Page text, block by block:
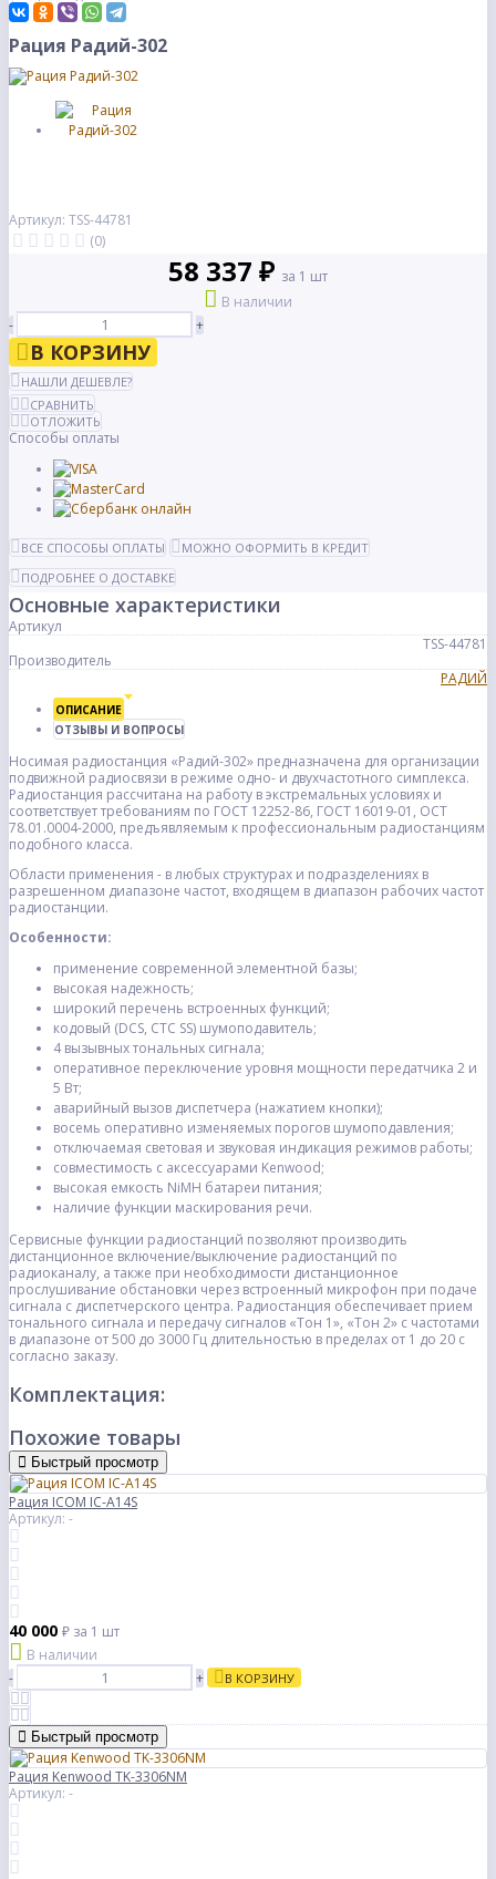
Рация Радий-302
Артикул: TSS-44781
(0)
58 337 ₽ за 1 шт
В наличии
-
+
В КОРЗИНУ
НАШЛИ ДЕШЕВЛЕ?
СРАВНИТЬ
ОТЛОЖИТЬ
Способы оплаты
ВСЕ СПОСОБЫ ОПЛАТЫ
МОЖНО ОФОРМИТЬ В КРЕДИТ
ПОДРОБНЕЕ О ДОСТАВКЕ
Основные характеристики
Артикул
TSS-44781
Производитель
РАДИЙ
ОПИСАНИЕ
ОТЗЫВЫ И ВОПРОСЫ
Носимая радиостанция «Радий-302» предназначена для организации
подвижной радиосвязи в режиме одно- и двухчастотного симплекса.
Радиостанция рассчитана на работу в экстремальных условиях и
соответствует требованиям по ГОСТ 12252-86, ГОСТ 16019-01, ОСТ
78.01.0004-2000, предъявляемым к профессиональным радиостанциям
подобного класса.
Области применения - в любых структурах и подразделениях в
разрешенном диапазоне частот, входящем в диапазон рабочих частот
радиостанции.
Особенности:
применение современной элементной базы;
высокая надежность;
широкий перечень встроенных функций;
кодовый (DCS, CTC SS) шумоподавитель;
4 вызывных тональных сигнала;
оперативное переключение уровня мощности передатчика 2 и
5 Вт;
аварийный вызов диспетчера (нажатием кнопки);
восемь оперативно изменяемых порогов шумоподавления;
отключаемая световая и звуковая индикация режимов работы;
совместимость с аксессуарами Kenwood;
высокая емкость NiMH батареи питания;
наличие функции маскирования речи.
Сервисные функции радиостанций позволяют производить
дистанционное включение/выключение радиостанций по
радиоканалу, а также при необходимости дистанционное
прослушивание обстановки через встроенный микрофон при подаче
сигнала с диспетчерского центра. Радиостанция обеспечивает прием
тонального сигнала и передачу сигналов «Тон 1», «Тон 2» с частотами
в диапазоне от 500 до 3000 Гц длительностью в пределах от 1 до 20 с
согласно заказу.
Комплектация:
Похожие товары
Быстрый просмотр
Рация ICOM IC-A14S
Артикул: -
40 000 ₽ за 1 шт
В наличии
-
+ В КОРЗИНУ
Быстрый просмотр
Рация Kenwood TK-3306NM
Артикул: -